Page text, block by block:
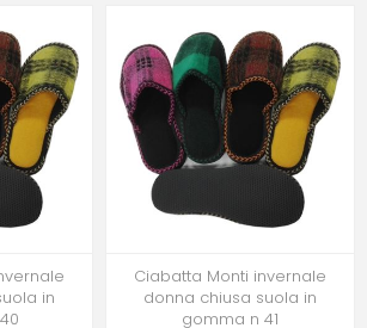
in
Ciabatta Monti invernale
donna chiusa suola in
gomma n 41